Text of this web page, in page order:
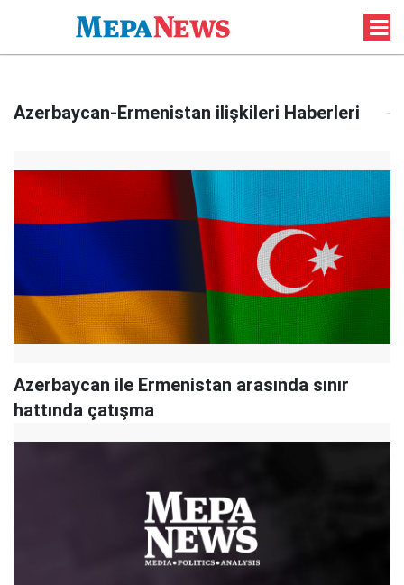
Azerbaycan-Ermenistan ilişkileri Haberleri
Azerbaycan ile Ermenistan arasında sınır
hattında çatışma